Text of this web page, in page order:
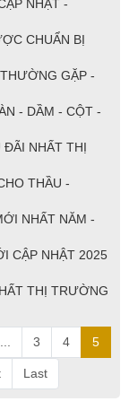
NHẬT -
CHUẨN BỊ
GẶP -
- DẦM - CỘT -
ĐÃI NHẤT THỊ
THẦU -
NHẤT NĂM -
CẬP NHẬT 2025
THỊ TRƯỜNG
3 4 5
Last